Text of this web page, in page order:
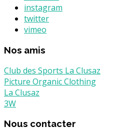
instagram
twitter
vimeo
Nos amis
Club des Sports La Clusaz
Picture Organic Clothing
La Clusaz
3W
Nous contacter